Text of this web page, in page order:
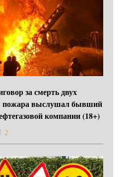
за смерть двух
пожара выслушал бывший
компании (18+)
2